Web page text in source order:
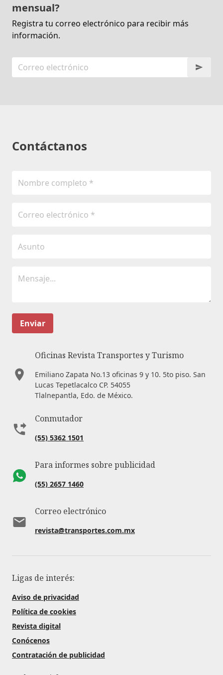
mensual?
Registra tu correo electrónico para recibir más
información.
Contáctanos
Enviar
Oficinas Revista Transportes y Turismo
Emiliano Zapata No.13 oficinas 9 y 10. 5to piso. San
Lucas Tepetlacalco CP. 54055
Tlalnepantla, Edo. de México.
Conmutador
(55) 5362 1501
Para informes sobre publicidad
(55) 2657 1460
Correo electrónico
revista@transportes.com.mx
Ligas de interés:
Aviso de privacidad
Política de cookies
Revista digital
Conócenos
Contratación de publicidad